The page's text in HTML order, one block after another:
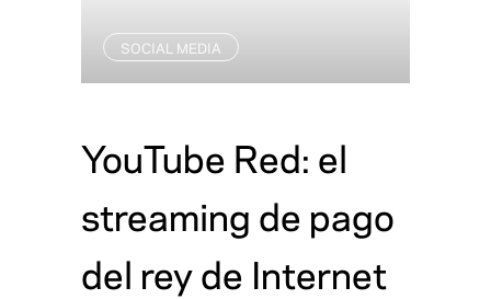
SOCIAL MEDIA
YouTube Red: el
streaming de pago
del rey de Internet